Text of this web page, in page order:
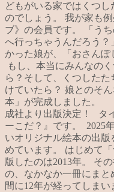
どもがいる家ではくつ
のでしょう。 我が家も
ブ》の会員です。 「う
へ行っちゃうんだろう？
かった娘が、「おさんぽ
もし、本当にみんなの
ら？そして、くつした
けていたら？ 娘とのそ
本」が完成しました。
成社より出版決定！ タ
ーこだ？』です。 2025
いオリジナル絵本の出
めています。 はじめて
版したのは2013年。 そ
の、なかなか一冊にまと
間に12年が経ってしま